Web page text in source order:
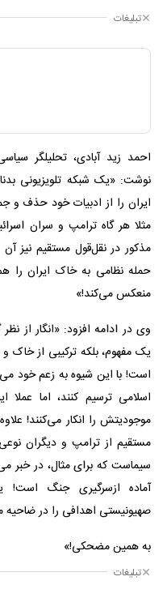
تبلیغات
احمد زید آبادی، تحلیلگر
نوشت: «یک شبکه تلویزیونی
ایران را از ادبیات خود حذف و
مثلا هر گاه ترامپ و سران
مذکور در نقل‌قول مستقیم نیز
حمله نظامی به خاک ایران را
منعکس می‌کند!»
وی در ادامه افزود: «انگار از
یک مفهوم، بلکه ترکیبی از
است! با این شیوه به زعم خود
اسلامی ترسیم کنند، اما
موجودیتش را انکار می‌کنند!
مستقیم از ترامپ و دیگران
سیماست که برای مثال، در خبر
آماده ازسرگیری جنگ است!
صهیونیستی اهدافی را در ضاحیه
به همین مضحکی!»
تبلیغات